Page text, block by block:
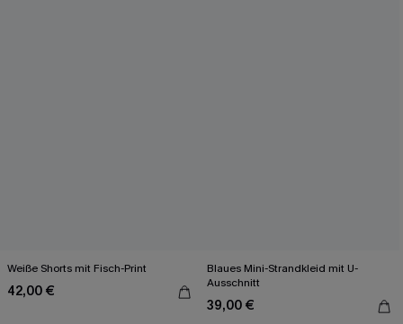
Weiße Shorts mit Fisch-Print
42,00 €
Blaues Mini-Strandkleid mit U-
Ausschnitt
39,00 €